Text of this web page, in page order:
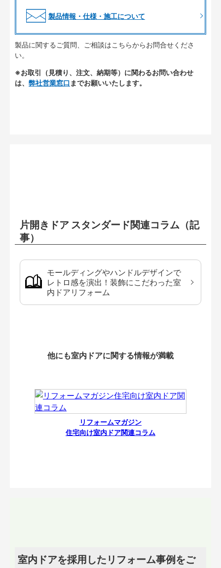
製品情報・仕様・施工について
製品に関するご質問、ご相談はこちらからお問合せくださ
い。
※お取引（見積り、注文、納期等）に関わるお問い合わせ
は、 弊社営業窓口 までお願いいたします。
片開きドア スタンダード関連コラム（記
事）
モールディングやハンドルデザインで
レトロ感を演出！装飾にこだわった室
内ドアリフォーム
他にも室内ドアに関する情報が満載
リフォームマガジン
住宅向け室内ドア関連コラム
室内ドアを採用したリフォーム事例をご